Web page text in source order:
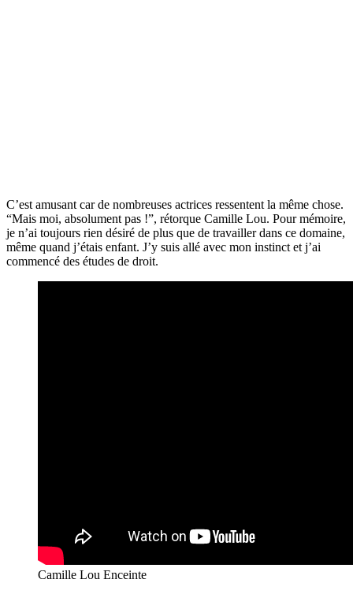
C’est amusant car de nombreuses actrices ressentent la même chose.
“Mais moi, absolument pas !”, rétorque Camille Lou. Pour mémoire,
je n’ai toujours rien désiré de plus que de travailler dans ce domaine,
même quand j’étais enfant. J’y suis allé avec mon instinct et j’ai
commencé des études de droit.
Camille Lou Enceinte